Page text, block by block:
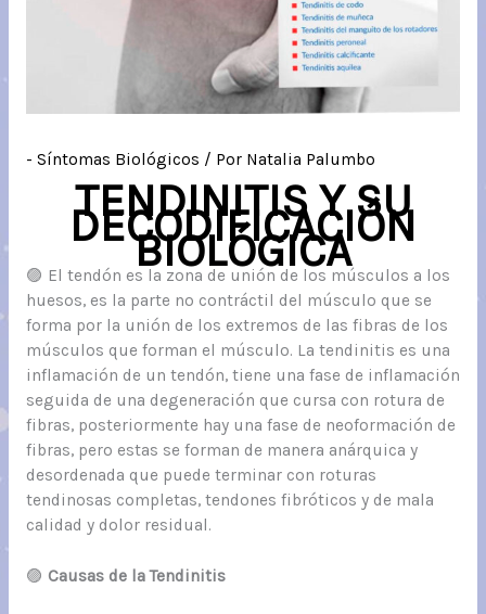
- Síntomas Biológicos / Por Natalia Palumbo
TENDINITIS Y SU
DECODIFICACIÓN
BIOLÓGICA
🟣 El tendón es la zona de unión de los músculos a los
huesos, es la parte no contráctil del músculo que se
forma por la unión de los extremos de las fibras de los
músculos que forman el músculo. La tendinitis es una
inflamación de un tendón, tiene una fase de inflamación
seguida de una degeneración que cursa con rotura de
fibras, posteriormente hay una fase de neoformación de
fibras, pero estas se forman de manera anárquica y
desordenada que puede terminar con roturas
tendinosas completas, tendones fibróticos y de mala
calidad y dolor residual.
🟣 Causas de la Tendinitis